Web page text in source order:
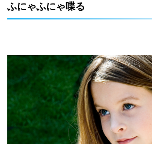
ふにゃふにゃ喋る